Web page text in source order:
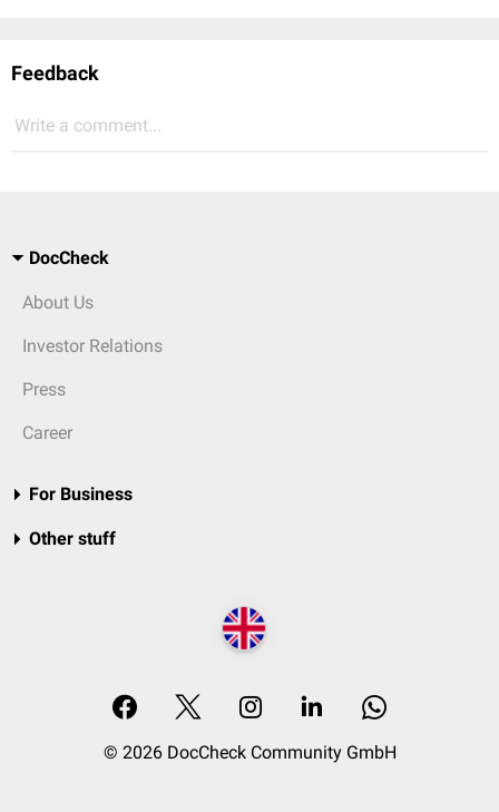
Feedback
Write a comment...
DocCheck
About Us
Investor Relations
Press
Career
For Business
Other stuff
© 2026 DocCheck Community GmbH